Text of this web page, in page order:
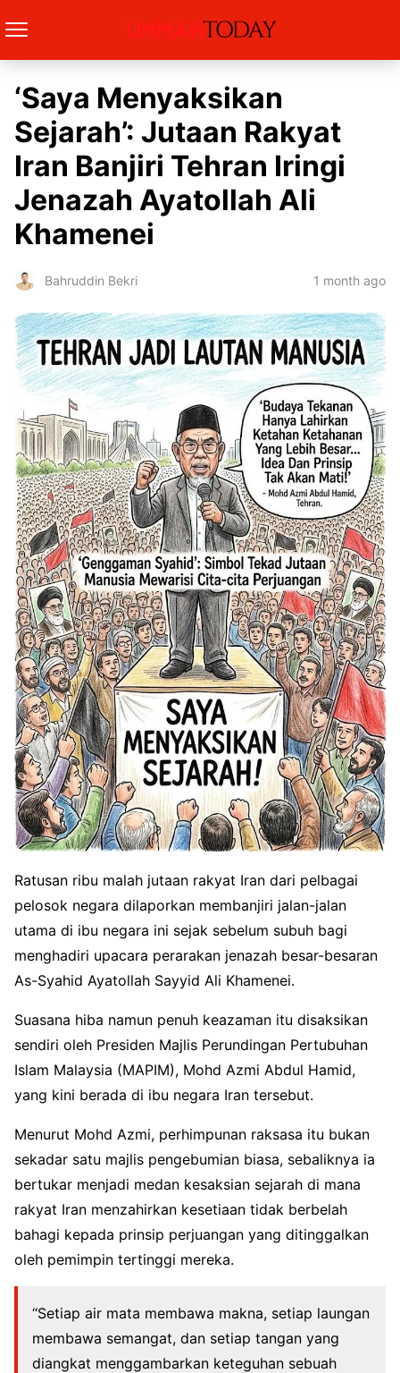
‘Saya Menyaksikan
Sejarah’: Jutaan Rakyat
Iran Banjiri Tehran Iringi
Jenazah Ayatollah Ali
Khamenei
Bahruddin Bekri 1 month ago
Ratusan ribu malah jutaan rakyat Iran dari pelbagai
pelosok negara dilaporkan membanjiri jalan-jalan
utama di ibu negara ini sejak sebelum subuh bagi
menghadiri upacara perarakan jenazah besar-besaran
As-Syahid Ayatollah Sayyid Ali Khamenei.
Suasana hiba namun penuh keazaman itu disaksikan
sendiri oleh Presiden Majlis Perundingan Pertubuhan
Islam Malaysia (MAPIM), Mohd Azmi Abdul Hamid,
yang kini berada di ibu negara Iran tersebut.
Menurut Mohd Azmi, perhimpunan raksasa itu bukan
sekadar satu majlis pengebumian biasa, sebaliknya ia
bertukar menjadi medan kesaksian sejarah di mana
rakyat Iran menzahirkan kesetiaan tidak berbelah
bahagi kepada prinsip perjuangan yang ditinggalkan
oleh pemimpin tertinggi mereka.
“Setiap air mata membawa makna, setiap laungan
membawa semangat, dan setiap tangan yang
diangkat menggambarkan keteguhan sebuah